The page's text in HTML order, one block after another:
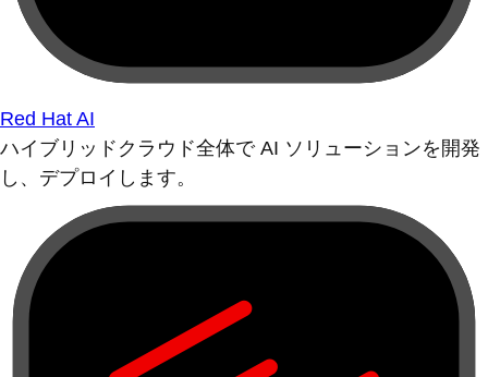
Red Hat AI
ハイブリッドクラウド全体で AI ソリューションを開発
し、デプロイします。